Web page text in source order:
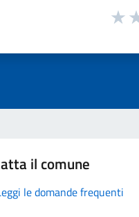
il comune
le domande frequenti